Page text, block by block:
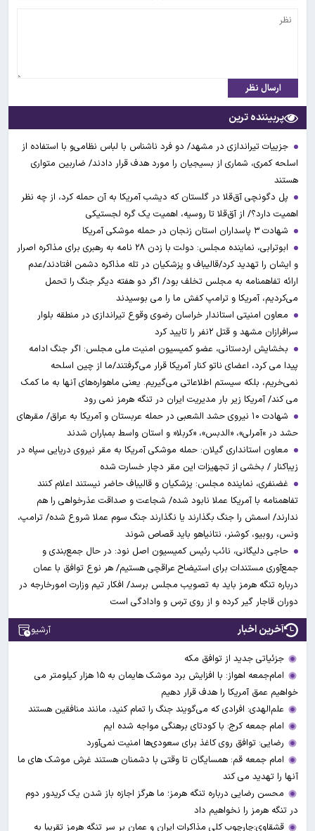
ارسال نظر
پربیننده ترین
جزییات تیراندازی در مشهد/ دو فرد ناشناس با لباس نظامی‌و با استفاده از
اسلحه کمری، شماری از بسیجیان را مورد هدف قرار دادند/ ضاربین متواری
هستند
پل دگونچی آق‌قلا در گلستان که دیشب آمریکا به آن حمله کرد، از چه نظر
اهمیت دارد؟/ از آق‌قلا تا روسیه، اهمیت یک گره لجستیکی
شهادت ۳ ‌پاسداران استان زنجان در حمله موشکی آمریکا
ابوترابی، نماینده مجلس: دولت با زدن ۲۸ نامه به رهبری برای مذاکره اصرار
و ایشان را تهدید کرد/قالیباف و پزشکیان در تله مذاکره دشمن افتادند/عدم
ارائه تفاهمنامه به مجلس تخلف بود/ اگر دو هفته دیگر جنگ را تحمل
می‌کردیم، آمریکا و ترامپ کفش ما را می بوسیدند
معاون امنیتی استاندار خراسان رضوی وقوع تیراندازی در منطقه بلوار
سرافرازان مشهد و قتل ۲نفر را تایید کرد
بخشایش اردستانی، عضو کمیسیون امنیت ملی مجلس: اگر جنگ ادامه
پیدا می کرد، اعضای ناتو کنار آمریکا قرار می‌گرفتند/ما از چین اسلحه
نمی‌خریم، بلکه سیستم اطلاعاتی می‌گیریم. یعنی ماهواره‌های آنها به ما کمک
می کند/ آمریکا زیر بار مدیریت ایران در تنگه هرمز نمی رود
شهادت ۱۰ نیروی حشد الشعبی در حمله عربستان و آمریکا به عراق/ مقرهای
حشد در »آمرلی»، «الدبس»، «کربلا« و استان واسط بمباران شدند
معاون استانداری گیلان: حمله موشکی آمریکا به مقر نیروی دریایی سپاه در
زیباکنار / بخشی از تجهیزات این مقر دچار خسارت شده
غضنفری، نماینده مجلس: پزشکیان و قالیباف حاضر نیستند اعلام کنند
تفاهمنامه با آمریکا عملا نابود شده/ شجاعت و صداقت عذرخواهی را هم
ندارند/ اسمش را جنگ بگذارند یا نگذارند جنگ سوم عملا شروع شده/ ترامپ،
ونس، روبیو، کوشنر، نتانیاهو باید قصاص شوند
حاجی دلیگانی، نائب رئیس کمیسیون اصل نود: در حال جمع‌بندی و
جمع‌آوری مستندات برای استیضاح عراقچی هستیم/ هر نوع توافق با عمان
درباره تنگه هرمز باید به تصویب مجلس برسد/ افکار تیم وزارت امورخارجه در
دوران قاجار گیر کرده و از روی ترس و وادادگی است
آخرین اخبار آرشیو
جزئیاتی جدید از توافق مکه
امام‌جمعه اهواز: با افزایش برد موشک هایمان به ۱۵ هزار کیلومتر می
خواهیم عمق آمریکا را هدف قرار دهیم
علم‌الهدی: افرادی که می‌گویند جنگ را تمام کنید، مانند منافقین هستند
امام جمعه کرج: با کودتای برهنگی مواجه شده ایم
رضایی: توافق روی کاغذ برای سعودی‌ها امنیت نمی‌آورد
امام جمعه قم: همسایگان تا وقتی با دشمنان هستند غرش موشک های ما
آنها را تهدید می کند
محسن رضایی درباره تنگه هرمز؛ ما هرگز اجازه باز شدن یک کریدور دوم
در تنگه هرمز را نخواهیم داد
قشقاوی:چارچوب کلی مذاکرات ایران و عمان بر سر تنگه هرمز تقریبا به